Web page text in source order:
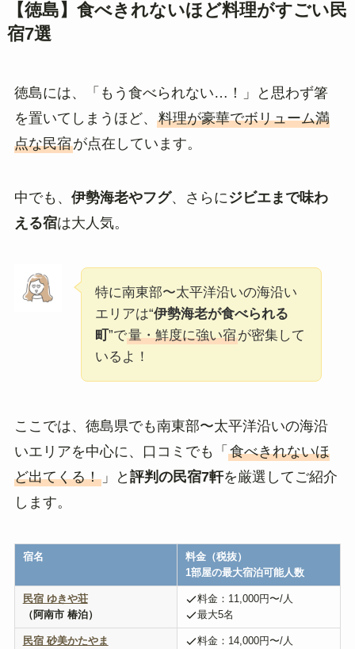
【徳島】食べきれないほど料理がすごい民
宿7選
徳島には、「もう食べられない…！」と思わず箸
を置いてしまうほど、 料理が豪華でボリューム満
点な民宿が点在しています。
中でも、 伊勢海老やフグ、さらにジビエまで味わ
える宿は大人気。
特に南東部〜太平洋沿いの海沿い
エリアは“伊勢海老が食べられる
町”で量・鮮度に強い宿が密集して
いるよ！
ここでは、徳島県でも南東部〜太平洋沿いの海沿
いエリアを中心に、口コミでも「 食べきれないほ
ど出てくる！」と 評判の民宿7軒を厳選してご紹介
します。
宿名
料金（税抜）
1部屋の最大宿泊可能人数
民宿 ゆきや荘
（阿南市 椿泊）
料金：11,000円〜/人
最大5名
民宿 砂美かたやま
料金：14,000円〜/人